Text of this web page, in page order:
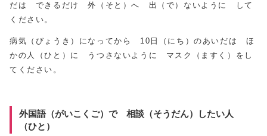
だは できるだけ 外（そと）へ 出（で）ないように して
ください。
病気（びょうき）になってから 10日（にち）のあいだは ほ
かの人（ひと）に うつさないように マスク（ますく）をし
てください。
外国語（がいこくご）で 相談（そうだん）したい人
（ひと）